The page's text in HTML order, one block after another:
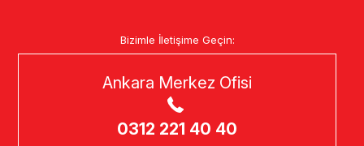
Bizimle İletişime Geçin:
Ankara Merkez Ofisi
0312 221 40 40